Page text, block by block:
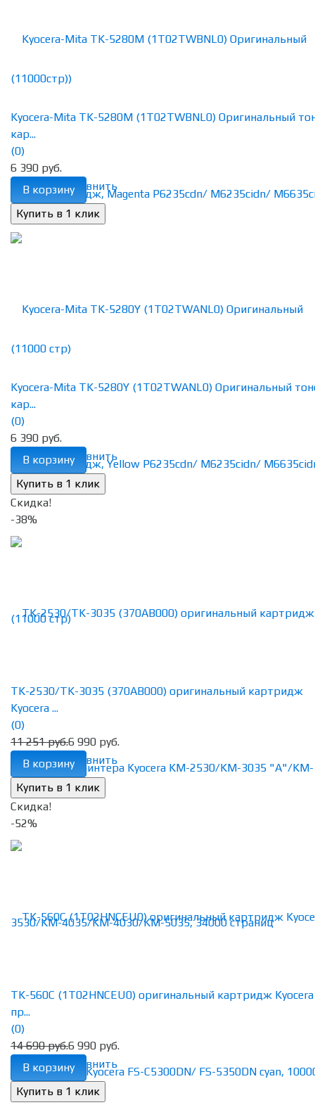
избранное сравнить
Kyocera-Mita TK-5280M (1T02TWBNL0) Оригинальный
кар...
(0)
6 390 руб.
В корзину
избранное сравнить
Kyocera-Mita TK-5280Y (1T02TWANL0) Оригинальный
кар...
(0)
6 390 руб.
В корзину
Скидка!
-38%
избранное сравнить
TK-2530/TK-3035 (370AB000) оригинальный картридж
Kyocera ...
(0)
11 251 руб.6 990 руб.
В корзину
Скидка!
-52%
избранное сравнить
TK-560C (1T02HNCEU0) оригинальный картридж
пр...
(0)
14 690 руб.6 990 руб.
В корзину